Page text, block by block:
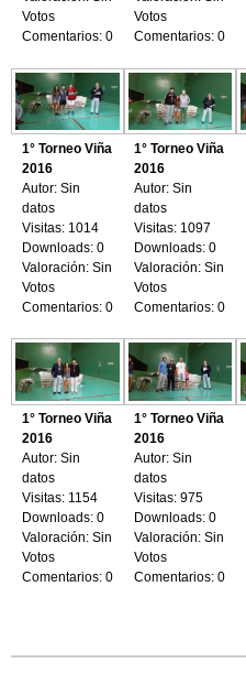
Votos
Comentarios: 0
Votos
Comentarios: 0
1° Torneo Viña
2016
Autor: Sin
datos
Visitas: 1014
Downloads: 0
Valoración: Sin
Votos
Comentarios: 0
1° Torneo Viña
2016
Autor: Sin
datos
Visitas: 1097
Downloads: 0
Valoración: Sin
Votos
Comentarios: 0
1° Torneo Viña
2016
Autor: Sin
datos
Visitas: 1154
Downloads: 0
Valoración: Sin
Votos
Comentarios: 0
1° Torneo Viña
2016
Autor: Sin
datos
Visitas: 975
Downloads: 0
Valoración: Sin
Votos
Comentarios: 0